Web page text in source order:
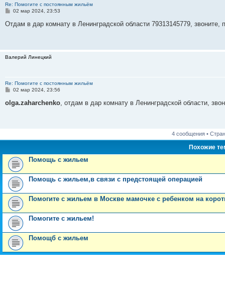
Re: Помогите с постоянным жильём
С
о
б
е
02 мар 2024, 23:53
Отдам в дар комнату в Ленинградской области 79313145779, звоните,
Валерий Линецкий
Re: Помогите с постоянным жильём
С
о
б
02 мар 2024, 23:56
olga.zaharchenko, отдам в дар комнату в Ленинградской области,
4 сообщения •
Похожие
Помощь с жильем
Помощь с жильем,в связи с предстоящей операцией
Помогите с жильем в Москве мамочке с ребенком на
Помогите с жильем!
Помощб с жильем